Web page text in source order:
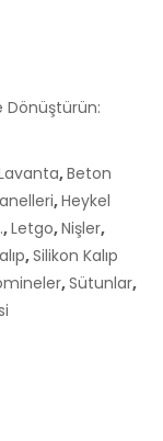
Dönüştürün:
,Beton
,Heykel
,Letgo,Nişler,
,Silikon Kalıp
,Sütunlar,